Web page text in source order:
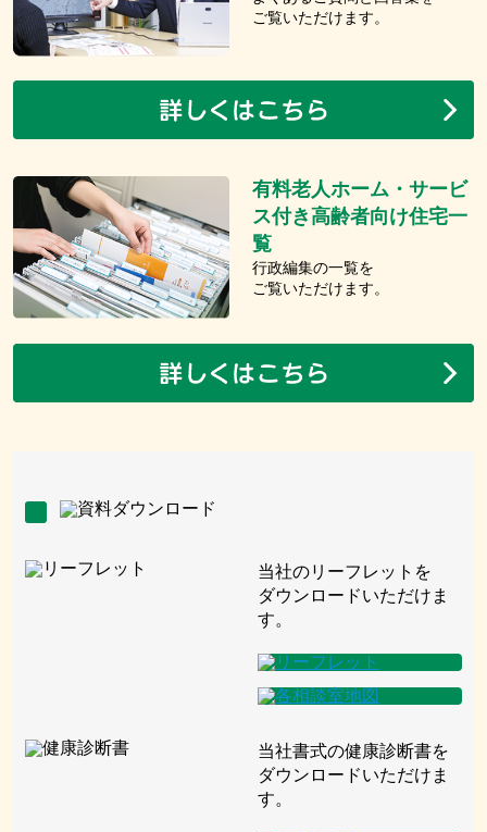
ご覧いただけます。
有料老人ホーム・サービ
ス付き高齢者向け住宅一
覧
行政編集の一覧を
ご覧いただけます。
当社のリーフレットを
ダウンロードいただけま
す。
当社書式の健康診断書を
ダウンロードいただけま
す。